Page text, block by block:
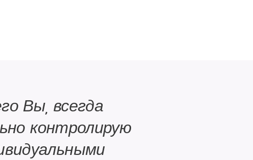
Вы, всегда
контролирую